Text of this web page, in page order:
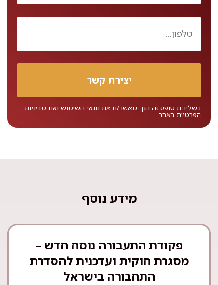
בשליחת טופס זה הנך מאשר/ת את תנאי השימוש ואת מדיניות
הפרטיות באתר.
מידע נוסף
פקודת התעבורה נוסח חדש –
מסגרת חוקית ועדכנית להסדרת
התחבורה בישראל